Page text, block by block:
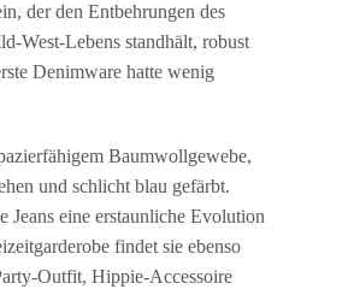
der den Entbehrungen des
West-Lebens standhält, robust
Denimware hatte wenig
Baumwollgewebe,
und schlicht blau gefärbt.
Jeans eine erstaunliche Evolution
findet sie ebenso
Outfit, Hippie-Accessoire